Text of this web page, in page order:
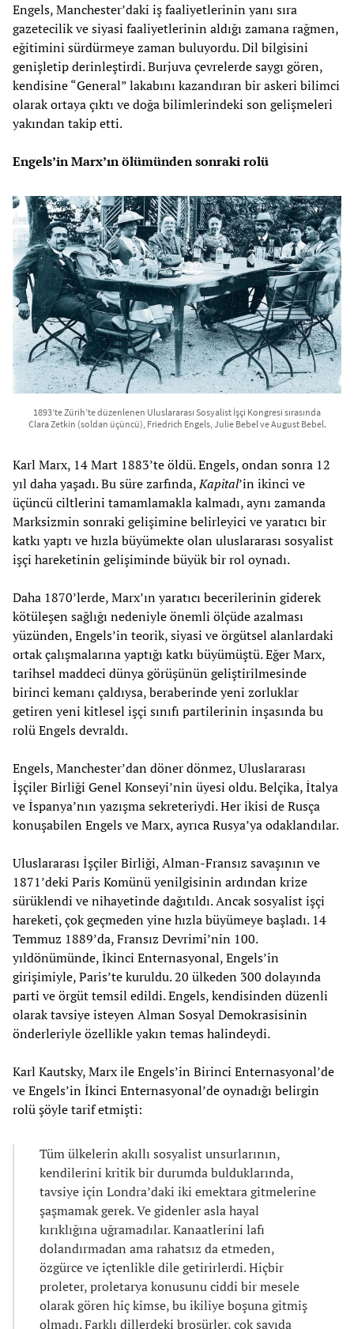
Engels, Manchester’daki iş faaliyetlerinin yanı sıra
gazetecilik ve siyasi faaliyetlerinin aldığı zamana rağmen,
eğitimini sürdürmeye zaman buluyordu. Dil bilgisini
genişletip derinleştirdi. Burjuva çevrelerde saygı gören,
kendisine “General” lakabını kazandıran bir askeri bilimci
olarak ortaya çıktı ve doğa bilimlerindeki son gelişmeleri
yakından takip etti.
Engels’in Marx’ın ölümünden sonraki rolü
1893’te Zürih’te düzenlenen Uluslararası Sosyalist İşçi Kongresi sırasında
Clara Zetkin (soldan üçüncü), Friedrich Engels, Julie Bebel ve August Bebel.
Karl Marx, 14 Mart 1883’te öldü. Engels, ondan sonra 12
yıl daha yaşadı. Bu süre zarfında,Kapital’in ikinci ve
üçüncü ciltlerini tamamlamakla kalmadı, aynı zamanda
Marksizmin sonraki gelişimine belirleyici ve yaratıcı bir
katkı yaptı ve hızla büyümekte olan uluslararası sosyalist
işçi hareketinin gelişiminde büyük bir rol oynadı.
Daha 1870’lerde, Marx’ın yaratıcı becerilerinin giderek
kötüleşen sağlığı nedeniyle önemli ölçüde azalması
yüzünden, Engels’in teorik, siyasi ve örgütsel alanlardaki
ortak çalışmalarına yaptığı katkı büyümüştü. Eğer Marx,
tarihsel maddeci dünya görüşünün geliştirilmesinde
birinci kemanı çaldıysa, beraberinde yeni zorluklar
getiren yeni kitlesel işçi sınıfı partilerinin inşasında bu
rolü Engels devraldı.
Engels, Manchester’dan döner dönmez, Uluslararası
İşçiler Birliği Genel Konseyi’nin üyesi oldu. Belçika, İtalya
ve İspanya’nın yazışma sekreteriydi. Her ikisi de Rusça
konuşabilen Engels ve Marx, ayrıca Rusya’ya odaklandılar.
Uluslararası İşçiler Birliği, Alman-Fransız savaşının ve
1871’deki Paris Komünü yenilgisinin ardından krize
sürüklendi ve nihayetinde dağıtıldı. Ancak sosyalist işçi
hareketi, çok geçmeden yine hızla büyümeye başladı. 14
Temmuz 1889’da, Fransız Devrimi’nin 100.
yıldönümünde, İkinci Enternasyonal, Engels’in
girişimiyle, Paris’te kuruldu. 20 ülkeden 300 dolayında
parti ve örgüt temsil edildi. Engels, kendisinden düzenli
olarak tavsiye isteyen Alman Sosyal Demokrasisinin
önderleriyle özellikle yakın temas halindeydi.
Karl Kautsky, Marx ile Engels’in Birinci Enternasyonal’de
ve Engels’in İkinci Enternasyonal’de oynadığı belirgin
rolü şöyle tarif etmişti:
Tüm ülkelerin akıllı sosyalist unsurlarının,
kendilerini kritik bir durumda bulduklarında,
tavsiye için Londra’daki iki emektara gitmelerine
şaşmamak gerek. Ve gidenler asla hayal
kırıklığına uğramadılar. Kanaatlerini lafı
dolandırmadan ama rahatsız da etmeden,
özgürce ve içtenlikle dile getirirlerdi. Hiçbir
proleter, proletarya konusunu ciddi bir mesele
olarak gören hiç kimse, bu ikiliye boşuna gitmiş
olmadı. Farklı dillerdeki broşürler, çok sayıda